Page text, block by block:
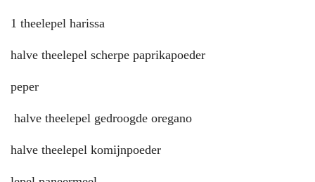
1 theelepel harissa
halve theelepel scherpe paprikapoeder
peper
halve theelepel gedroogde oregano
halve theelepel komijnpoeder